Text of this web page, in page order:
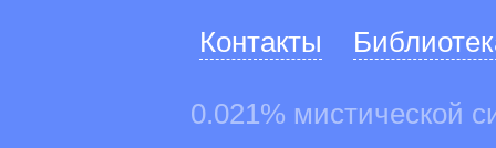
Контакты
0.021% мистической